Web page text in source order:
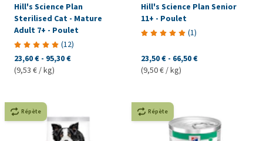
Hill's Science Plan
Sterilised Cat - Mature
Adult 7+ - Poulet
(12)
23,60 € - 95,30 €
(9,53 € / kg)
Hill's Science Plan Senior
11+ - Poulet
(1)
23,50 € - 66,50 €
(9,50 € / kg)
Répète Répète